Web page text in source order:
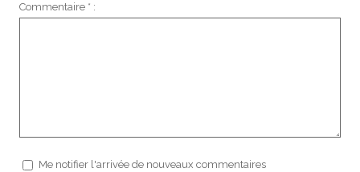
Commentaire * :
Me notifier l'arrivée de nouveaux commentaires